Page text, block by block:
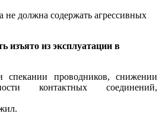
должна содержать агрессивных
изъято из эксплуатации в
проводников, снижении
контактных соединений,